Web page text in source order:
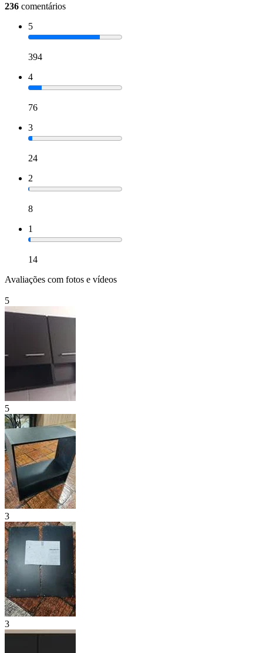
236 comentários
5
394
4
76
3
24
2
8
1
14
Avaliações com fotos e vídeos
5
5
3
3